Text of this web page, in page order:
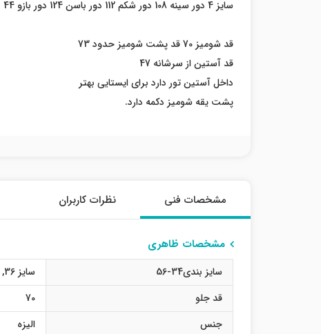
سایز 4 دور سینه 108 دور شکم 112 دور باسن 124 دور بازو 44
قد شومیز 70 قد پشت شومیز حدود 73
قد آستین از سرشانه 47
داخل آستین تور دارد برای ایستایی بهتر
پشت یقه شومیز دکمه دارد.
مشخصات فنی نظرات کاربران
مشخصات ظاهری
سایز بندی34-56 سایز 36 ,
قد جلو
70
جنس
الیزه